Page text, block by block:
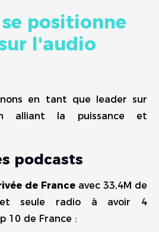
positionne
l'audio
en tant que leader sur
alliant la puissance et
podcasts
de France avec 33,4M de
et seule radio à avoir 4
10 de France :